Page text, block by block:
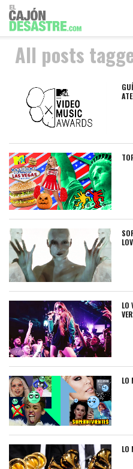
MÚSICA
TELEVISIÓN
POLÍTICA
ACTUALIDAD
EUROVISIÓN
All posts
LO
LO
LO